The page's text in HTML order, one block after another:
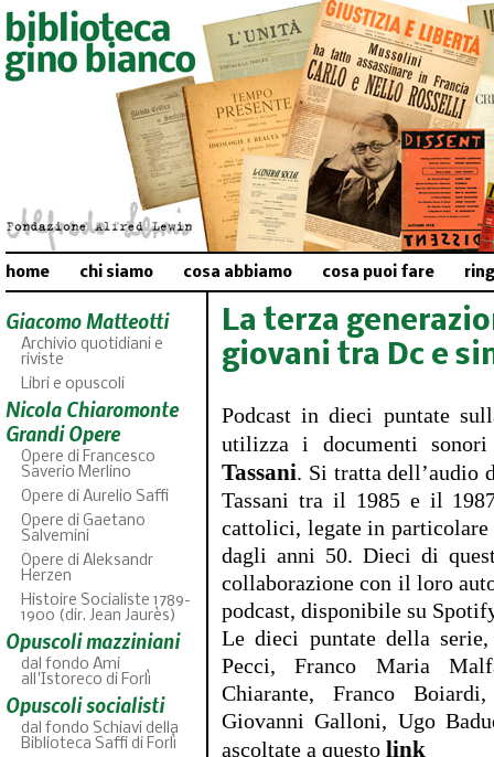
home chi siamo cosa abbiamo cosa puoi fare
Giacomo Matteotti
Archivio quotidiani e
riviste
Libri e opuscoli
Nicola Chiaromonte
Grandi Opere
Opere di Francesco
Saverio Merlino
Opere di Aurelio Saffi
Opere di Gaetano
Salvemini
Opere di Aleksandr
Herzen
Histoire Socialiste 1789-
1900 (dir. Jean Jaurès)
Opuscoli mazziniani
dal fondo Ami
all'Istoreco di Forlì
Opuscoli socialisti
dal fondo Schiavi della
Biblioteca Saffi di Forlì
La terza
giovani tra Dc e
Podcast in dieci puntate
utilizza i documenti
Tassani. Si tratta dell’audio
Tassani tra il 1985 e il
cattolici, legate in
dagli anni 50. Dieci di
collaborazione con il loro
podcast, disponibile su
Le dieci puntate della
Pecci, Franco Maria
Chiarante, Franco
Giovanni Galloni, Ugo
ascoltate a questo link